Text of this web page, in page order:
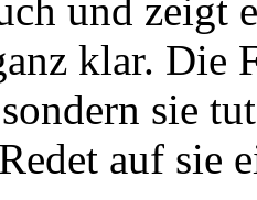
und zeigt
klar. Die
sie
auf sie